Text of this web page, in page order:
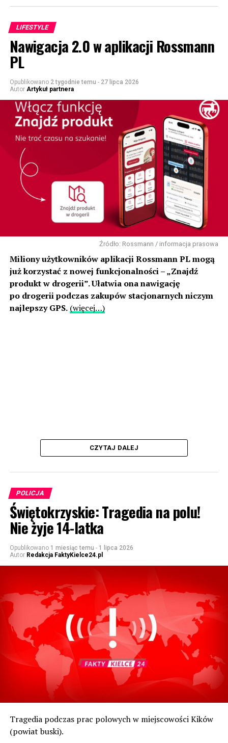
LIFESTYLE
Nawigacja 2.0 w aplikacji Rossmann
PL
Opublikowano 2 tygodnie temu - 27 lipca 2026
Autor Artykuł partnera
Źródło: Rossmann / informacja prasowa
Miliony użytkowników aplikacji Rossmann PL mogą
już korzystać z nowej funkcjonalności – „Znajdź
produkt w drogerii”. Ułatwia ona nawigację
po drogerii podczas zakupów stacjonarnych niczym
najlepszy GPS. (więcej…)
CZYTAJ DALEJ
POLICJA
Świętokrzyskie: Tragedia na polu!
Nie żyje 14-latka
Opublikowano 1 miesiąc temu - 1 lipca 2026
Autor Redakcja FaktyKielce24.pl
Tragedia podczas prac polowych w miejscowości Kików
(powiat buski).